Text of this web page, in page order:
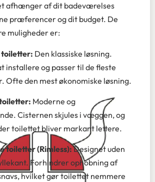
afhænger af dit badeværelses
præferencer og dit budget. De
muligheder er:
Den klassiske løsning.
installere og passer til de fleste
Ofte den mest økonomiske løsning.
Moderne og
Cisternen skjules i væggen, og
toilettet bliver markant lettere.
toiletter (Rimless):Designet uden
Forhindrer ophobning af
hvilket gør toilettet nemmere